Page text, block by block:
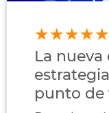
La
punto de